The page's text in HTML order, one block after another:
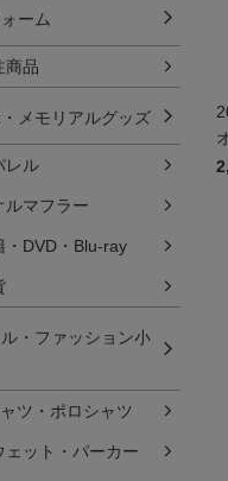
ーム
商品
メモリアルグッズ
レル
ルマフラー
・DVD・Blu-ray
・ファッション小
ツ・ポロシャツ
ェット・パーカー